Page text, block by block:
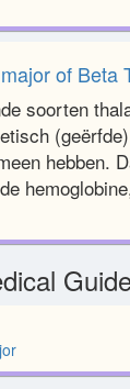
of Beta
soorten
hebben.